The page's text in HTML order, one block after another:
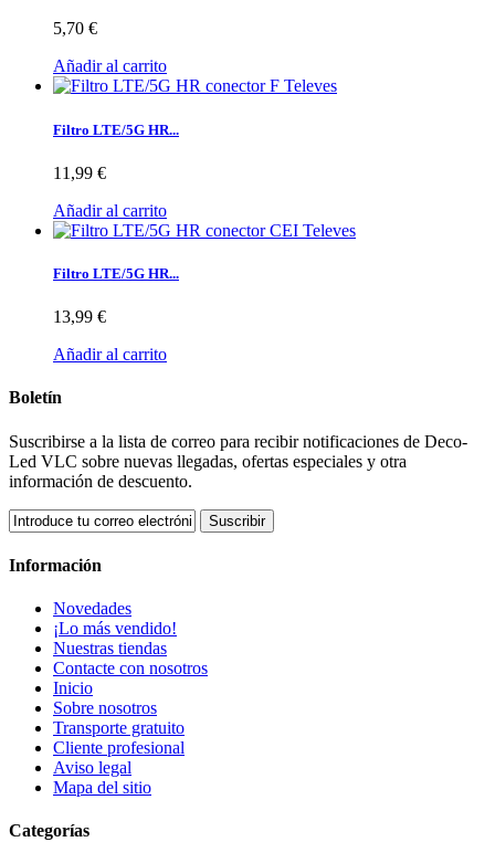
5,70 €
Añadir al carrito
Filtro LTE/5G HR...
11,99 €
Añadir al carrito
Filtro LTE/5G HR...
13,99 €
Añadir al carrito
Boletín
Suscribirse a la lista de correo para recibir notificaciones de Deco-
Led VLC sobre nuevas llegadas, ofertas especiales y otra
información de descuento.
Suscribir
Información
Novedades
¡Lo más vendido!
Nuestras tiendas
Contacte con nosotros
Inicio
Sobre nosotros
Transporte gratuito
Cliente profesional
Aviso legal
Mapa del sitio
Categorías